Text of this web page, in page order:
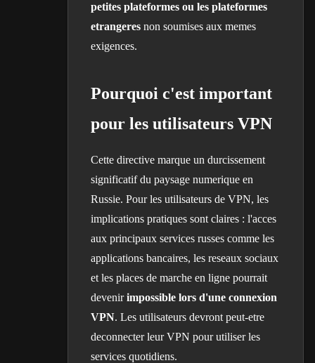
petites plateformes ou les plateformes
etrangeres non soumises aux memes
exigences.
Pourquoi c'est important
pour les utilisateurs VPN
Cette directive marque un durcissement
significatif du paysage numerique en
Russie. Pour les utilisateurs de VPN, les
implications pratiques sont claires : l'acces
aux principaux services russes comme les
applications bancaires, les reseaux sociaux
et les places de marche en ligne pourrait
devenirimpossible lors d'une connexion
VPN. Les utilisateurs devront peut-etre
deconnecter leur VPN pour utiliser les
services quotidiens.